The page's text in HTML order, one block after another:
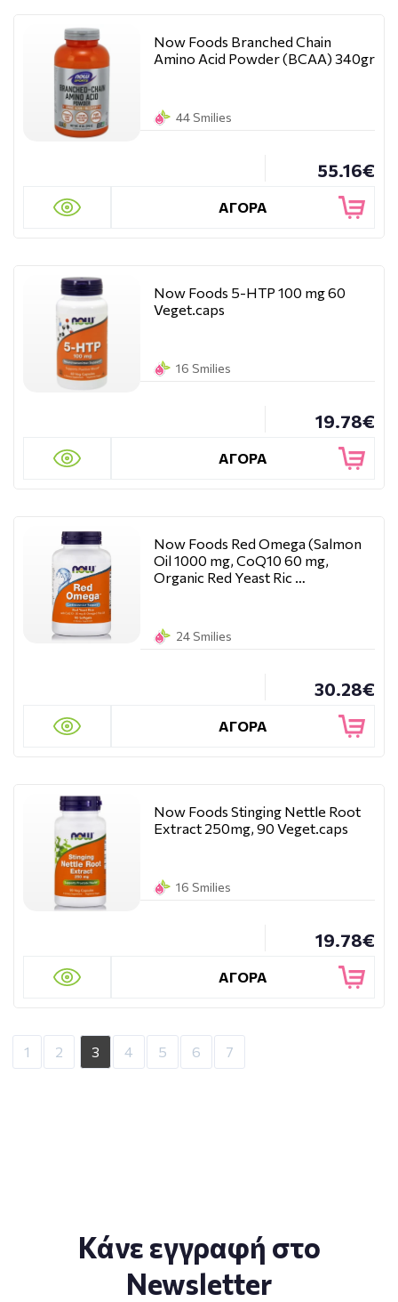
Now Foods Branched Chain
Amino Acid Powder (BCAA) 340gr
44 Smilies
55.16€
ΑΓΟΡΑ
Now Foods 5-HTP 100 mg 60
Veget.caps
16 Smilies
19.78€
ΑΓΟΡΑ
Now Foods Red Omega (Salmon
Oil 1000 mg, CoQ10 60 mg,
Organic Red Yeast Ric …
24 Smilies
30.28€
ΑΓΟΡΑ
Now Foods Stinging Nettle Root
Extract 250mg, 90 Veget.caps
16 Smilies
19.78€
ΑΓΟΡΑ
1 2 3 4 5 6 7
Κάνε εγγραφή στο
Newsletter